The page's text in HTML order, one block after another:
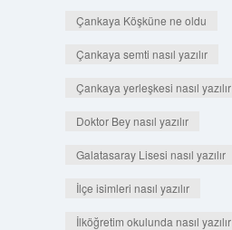
Çankaya Köşküne ne oldu
Çankaya semti nasıl yazılır
Çankaya yerleşkesi nasıl yazılır
Doktor Bey nasıl yazılır
Galatasaray Lisesi nasıl yazılır
İlçe isimleri nasıl yazılır
İlköğretim okulunda nasıl yazılır